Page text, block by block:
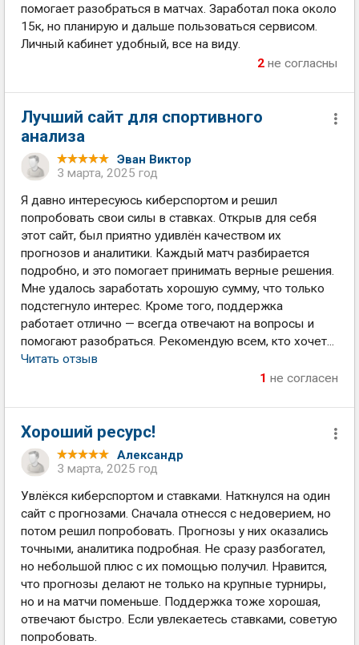
помогает разобраться в матчах. Заработал пока около
15к, но планирую и дальше пользоваться сервисом.
Личный кабинет удобный, все на виду.
2 не согласны
Лучший сайт для спортивного
анализа
Эван Виктор
3 марта, 2025 год
Я давно интересуюсь киберспортом и решил
попробовать свои силы в ставках. Открыв для себя
этот сайт, был приятно удивлён качеством их
прогнозов и аналитики. Каждый матч разбирается
подробно, и это помогает принимать верные решения.
Мне удалось заработать хорошую сумму, что только
подстегнуло интерес. Кроме того, поддержка
работает отлично — всегда отвечают на вопросы и
помогают разобраться. Рекомендую всем, кто хочет...
Читать отзыв
1 не согласен
Хороший ресурс!
Александр
3 марта, 2025 год
Увлёкся киберспортом и ставками. Наткнулся на один
сайт с прогнозами. Сначала отнесся с недоверием, но
потом решил попробовать. Прогнозы у них оказались
точными, аналитика подробная. Не сразу разбогател,
но небольшой плюс с их помощью получил. Нравится,
что прогнозы делают не только на крупные турниры,
но и на матчи поменьше. Поддержка тоже хорошая,
отвечают быстро. Если увлекаетесь ставками, советую
попробовать.